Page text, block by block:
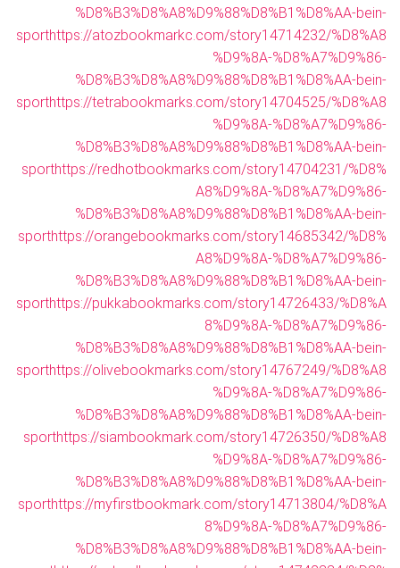
%D8%B3%D8%A8%D9%88%D8%B1%D8%AA-bein-
sporthttps://atozbookmarkc.com/story14714232/%D8%A8
%D9%8A-%D8%A7%D9%86-
%D8%B3%D8%A8%D9%88%D8%B1%D8%AA-bein-
sporthttps://tetrabookmarks.com/story14704525/%D8%A8
%D9%8A-%D8%A7%D9%86-
%D8%B3%D8%A8%D9%88%D8%B1%D8%AA-bein-
sporthttps://redhotbookmarks.com/story14704231/%D8%
A8%D9%8A-%D8%A7%D9%86-
%D8%B3%D8%A8%D9%88%D8%B1%D8%AA-bein-
sporthttps://orangebookmarks.com/story14685342/%D8%
A8%D9%8A-%D8%A7%D9%86-
%D8%B3%D8%A8%D9%88%D8%B1%D8%AA-bein-
sporthttps://pukkabookmarks.com/story14726433/%D8%A
8%D9%8A-%D8%A7%D9%86-
%D8%B3%D8%A8%D9%88%D8%B1%D8%AA-bein-
sporthttps://olivebookmarks.com/story14767249/%D8%A8
%D9%8A-%D8%A7%D9%86-
%D8%B3%D8%A8%D9%88%D8%B1%D8%AA-bein-
sporthttps://siambookmark.com/story14726350/%D8%A8
%D9%8A-%D8%A7%D9%86-
%D8%B3%D8%A8%D9%88%D8%B1%D8%AA-bein-
sporthttps://myfirstbookmark.com/story14713804/%D8%A
8%D9%8A-%D8%A7%D9%86-
%D8%B3%D8%A8%D9%88%D8%B1%D8%AA-bein-